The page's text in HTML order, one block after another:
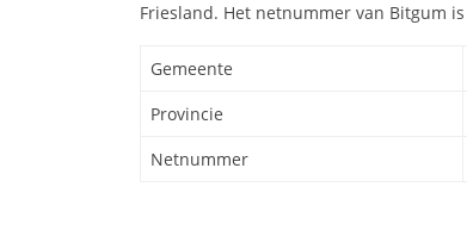
Friesland. Het netnummer van Bitgum is
Gemeente
Provincie
Netnummer